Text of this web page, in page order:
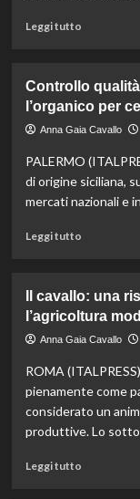
Leggi tuttoLeggi
Marco
Bianchi:
“Ricette
come
le
vite
umanitari”.
Controllo
l’organico per
Anna Gaia Cavallo
PALERMO
di origine siciliana,
mercati nazionali e
Leggi tuttoLeggi
Controllo
qualità
olio
vino:
l’IRVO
potenzia
per
Il cavallo: una
l’agricoltura
Anna Gaia Cavallo
ROMA
pienamente come
considerato un
produttive. Lo
Leggi tuttoLeggi